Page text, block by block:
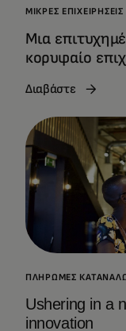
ΜΙΚΡΈΣ ΕΠΙΧΕΙΡΉΣΕΙΣ
Μια
κορυφαίο
Διαβάστε
ΠΛΗΡΩΜΈΣ
Ushering in a
innovation